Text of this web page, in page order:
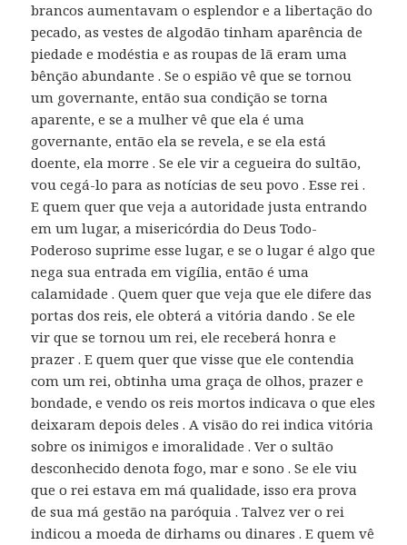
brancos aumentavam o esplendor e a libertação do
pecado, as vestes de algodão tinham aparência de
piedade e modéstia e as roupas de lã eram uma
bênção abundante . Se o espião vê que se tornou
um governante, então sua condição se torna
aparente, e se a mulher vê que ela é uma
governante, então ela se revela, e se ela está
doente, ela morre . Se ele vir a cegueira do sultão,
vou cegá-lo para as notícias de seu povo . Esse rei .
E quem quer que veja a autoridade justa entrando
em um lugar, a misericórdia do Deus Todo-
Poderoso suprime esse lugar, e se o lugar é algo que
nega sua entrada em vigília, então é uma
calamidade . Quem quer que veja que ele difere das
portas dos reis, ele obterá a vitória dando . Se ele
vir que se tornou um rei, ele receberá honra e
prazer . E quem quer que visse que ele contendia
com um rei, obtinha uma graça de olhos, prazer e
bondade, e vendo os reis mortos indicava o que eles
deixaram depois deles . A visão do rei indica vitória
sobre os inimigos e imoralidade . Ver o sultão
desconhecido denota fogo, mar e sono . Se ele viu
que o rei estava em má qualidade, isso era prova
de sua má gestão na paróquia . Talvez ver o rei
indicou a moeda de dirhams ou dinares . E quem vê